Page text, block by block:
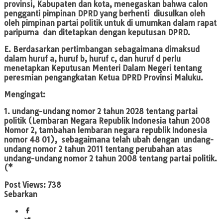
provinsi, Kabupaten dan kota, menegaskan bahwa calon
pengganti pimpinan DPRD yang berhenti diusulkan oleh
oleh pimpinan partai politik untuk di umumkan dalam rapat
paripurna dan ditetapkan dengan keputusan DPRD.
E. Berdasarkan pertimbangan sebagaimana dimaksud
dalam huruf a, huruf b, huruf c, dan huruf d perlu
menetapkan Keputusan Menteri Dalam Negeri tentang
peresmian pengangkatan Ketua DPRD Provinsi Maluku.
Mengingat:
1. undang-undang nomor 2 tahun 2028 tentang partai
politik (Lembaran Negara Republik Indonesia tahun 2008
Nomor 2, tambahan lembaran negara republik Indonesia
nomor 48 01), sebagaimana telah ubah dengan undang-
undang nomor 2 tahun 2011 tentang perubahan atas
undang-undang nomor 2 tahun 2008 tentang partai politik.
(*
Post Views: 738
Sebarkan